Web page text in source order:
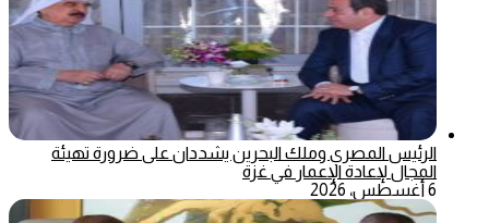
الرئيس المصري وملك البحرين يشددان على ضرورة تهيئة
المجال لإعادة الإعمار في غزة
6 أغسطس، 2026